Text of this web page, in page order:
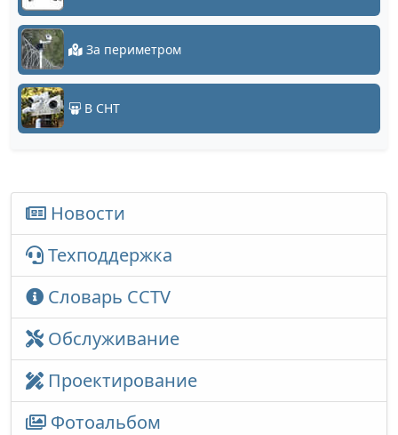
За периметром
В СНТ
Новости
Техподдержка
Словарь CCTV
Обслуживание
Проектирование
Фотоальбом